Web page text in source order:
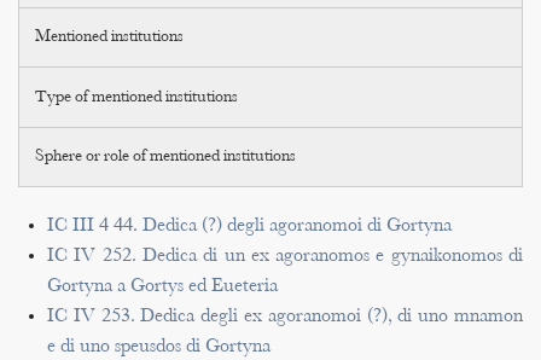
Mentioned institutions
Type of mentioned institutions
Sphere or role of mentioned institutions
IC III 4 44. Dedica (?) degli agoranomoi di Gortyna
IC IV 252. Dedica di un ex agoranomos e gynaikonomos di
Gortyna a Gortys ed Eueteria
IC IV 253. Dedica degli ex agoranomoi (?), di uno mnamon
e di uno speusdos di Gortyna